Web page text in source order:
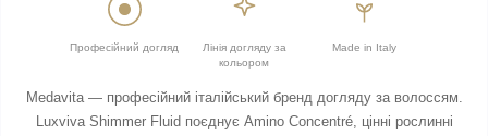
Професійний догляд
Лінія догляду за
кольором
Made in Italy
Medavita — професійний італійський бренд догляду за волоссям.
Luxviva Shimmer Fluid поєднує Amino Concentré, цінні рослинні